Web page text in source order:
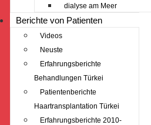
dialyse am Meer
Berichte von Patienten
Videos
Neuste
Erfahrungsberichte
Behandlungen Türkei
Patientenberichte
Haartransplantation Türkei
Erfahrungsberichte 2010-